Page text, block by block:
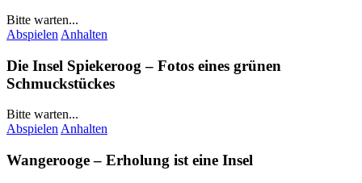
Bitte warten...
Abspielen Anhalten
Die Insel Spiekeroog – Fotos eines grünen
Schmuckstückes
Bitte warten...
Abspielen Anhalten
Wangerooge– Erholung ist eine Insel